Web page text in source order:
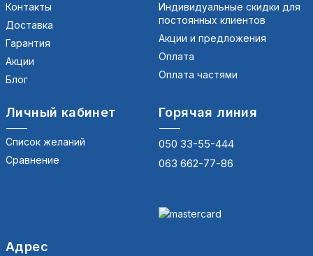
Контакты
Доставка
Гарантия
Акции
Блог
Индивидуальные скидки для
постоянных клиентов
Акции и предложения
Оплата
Оплата частями
Личный кабинет
Список желаний
Сравнение
Горячая линия
050 33-55-444
063 662-77-86
Адрес